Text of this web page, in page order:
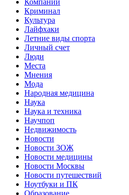
Криминал
Культура
Лайфхаки
Летние виды спорта
Личный счет
Люди
Места
Мнения
Мода
Народная медицина
Наука
Наука и техника
Научпоп
Недвижимость
Новости
Новости ЗОЖ
Новости медицины
Новости Москвы
Новости путешествий
Ноутбуки и ПК
Образование